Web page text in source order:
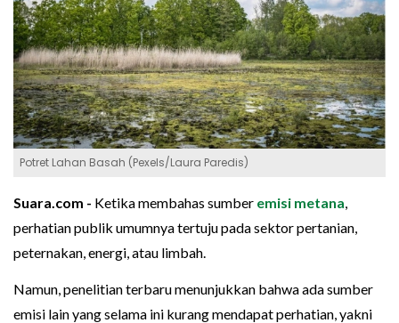
Potret Lahan Basah (Pexels/Laura Paredis)
Suara.com - Ketika membahas sumber emisi metana
perhatian publik umumnya tertuju pada sektor pertanian,
peternakan, energi, atau limbah.
Namun, penelitian terbaru menunjukkan bahwa ada sumber
emisi lain yang selama ini kurang mendapat perhatian, yakni